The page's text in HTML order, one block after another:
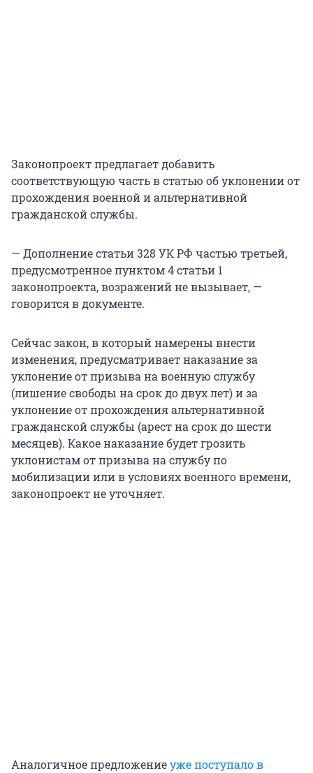
Законопроект предлагает добавить
соответствующую часть в статью об уклонении от
прохождения военной и альтернативной
гражданской службы.
— Дополнение статьи 328 УК РФ частью третьей,
предусмотренное пунктом 4 статьи 1
законопроекта, возражений не вызывает, —
говорится в документе.
Сейчас закон, в который намерены внести
изменения, предусматривает наказание за
уклонение от призыва на военную службу
(лишение свободы на срок до двух лет) и за
уклонение от прохождения альтернативной
гражданской службы (арест на срок до шести
месяцев). Какое наказание будет грозить
уклонистам от призыва на службу по
мобилизации или в условиях военного времени,
законопроект не уточняет.
Аналогичное предложениеуже поступало в